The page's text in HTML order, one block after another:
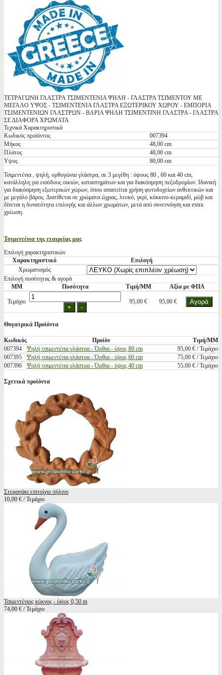
ΤΕΤΡΑΓΩΝΗ ΓΛΑΣΤΡΑ ΤΣΙΜΕΝΤΕΝΙΑ ΨΗΛΗ - ΓΛΑΣΤΡΑ ΤΣΙΜΕΝΤΟΥ ΜΕ
ΜΕΓΑΛΟ ΥΨΟΣ - ΤΣΙΜΕΝΤΕΝΙΑ ΓΛΑΣΤΡΑ ΕΞΩΤΕΡΙΚΟΥ ΧΩΡΟΥ - ΕΜΠΟΡΙΑ
ΤΣΙΜΕΝΤΕΝΙΩΝ ΓΛΑΣΤΡΩΝ - ΒΑΡΙΑ ΨΗΛΗ ΤΣΙΜΕΝΤΙΝΗ ΓΛΑΣΤΡΑ - ΓΛΑΣΤΡΑ
ΣΕ ΔΙΑΦΟΡΑ ΧΡΩΜΑΤΑ
Τεχνικά Χαρακτηριστικά
Κωδικός προϊόντος
007394
Μήκος
48,00 cm
Πλάτος
48,00 cm
Υψος
80,00 cm
Τσιμεντένια , ψηλή, ορθογώνια γλάστρα, σε 3 μεγέθη : ύψους 80 , 60 και 40 cm,
κατάλληλη για εισόδους οικιών, καταστημάτων και για διακόσμηση πεζοδρομίων. Ιδανική
για διακόσμηση εξωτερικών χώρων, όπου απαιτείται χρήση φυτοδοχείων ανθεκτικών και
με μεγάλο βάρος. Διατίθεται σε χρώματα ώχρας, λευκό, γκρί, κόκκινο-κεραμιδί, μώβ και
δίνεται η δυνατότητα επιλογής και άλλων χρωμάτων, μετά από συνεννόηση και extra
χρέωση.
Τσιμεντένια της εταιρείας μας
Επιλογή χαρακτηριστικών
Χαρακτηριστικό
Επιλογή
Χρωματισμός
Επιλογή ποσότητας & αγορά
ΜΜ
Ποσότητα Τιμή/ΜΜ Αξία με ΦΠΑ
Τεμάχιο 95,00 € 95,00 €
Θυγατρικά Προϊόντα
Κωδικός Προϊόν
Τιμή/ΜΜ
007394
Ψηλή τσιμεντένια γλάστρα - Όρθια - ύψος 80 cm
95,00 € / Τεμάχιο
007395
Ψηλή τσιμεντένια γλάστρα - Όρθια - ύψος 60 cm
75,00 € / Τεμάχιο
007396
Ψηλή τσιμεντένια γλάστρα - Όρθια - ύψος 40 cm 55,00 € / Τεμάχιο
Σχετικά προϊόντα
Στεφανάκι επιτοίχιο πήλινο
10,00 € / Τεμάχιο
Τσιμεντένιος κύκνος - ύψος 0,50 m
74,00 € / Τεμάχιο